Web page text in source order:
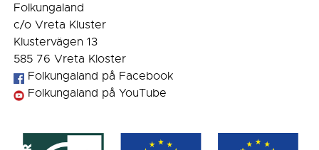
Folkungaland
c/o Vreta Kluster
Klustervägen 13
585 76 Vreta Kloster
Folkungaland på Facebook
Folkungaland på YouTube